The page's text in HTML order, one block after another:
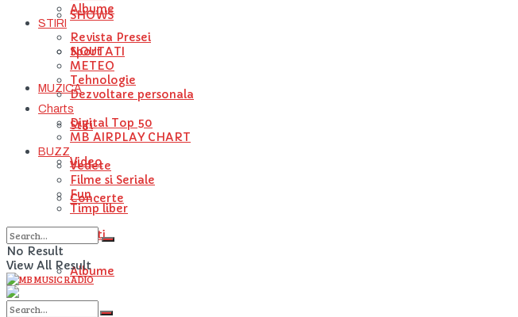
SHOWS
NOUTATI
MUZICA
Stiri
Video
Concerte
Artisti
Albume
STIRI
Albume
STIRI
Revista Presei
Sport
METEO
Tehnologie
Dezvoltare personala
Charts
Digital Top 50
MB AIRPLAY CHART
BUZZ
Vedete
Filme si Seriale
Fun
Timp liber
No Result
View All Result